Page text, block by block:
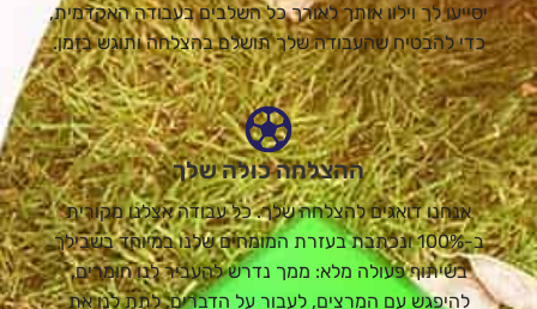
יסייעו לך וילוו אותך לאורך כל השלבים בעבודה האקדמית,
כדי להבטיח שהעבודה שלך תושלם בהצלחה ותוגש בזמן.
ההצלחה כולה שלך
אנחנו דואגים להצלחה שלך. כל עבודה אצלנו מקורית
ב-100% ונכתבת בעזרת המומחים שלנו במיוחד בשבילך
בשיתוף פעולה מלא: ממך נדרש להעביר לנו חומרים,
להיפגש עם המרצים, לעבור על הדברים, לתת לנו את